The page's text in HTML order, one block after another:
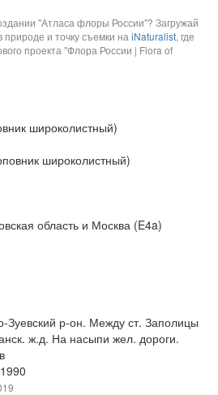
"Атласа флоры России"? Загружай
и точку съемки на iNaturalist, где
проекта "Флора России | Flora of
широколистный)
широколистный)
область и Москва (E4a)
Зуевский р-он. Между ст. Заполицы
ж.д. На насыпи жел. дороги.